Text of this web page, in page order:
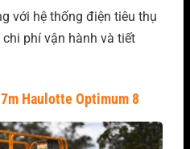
với hệ thống điện tiêu thụ
phí vận hành và tiết
Haulotte Optimum 8